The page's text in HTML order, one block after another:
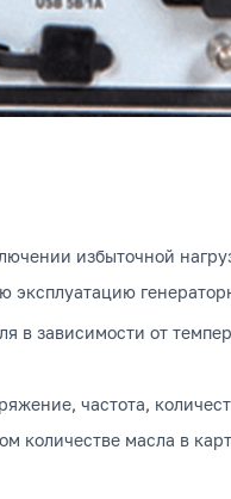
избыточной
эксплуатацию
в зависимости от
частота,
количестве масла в